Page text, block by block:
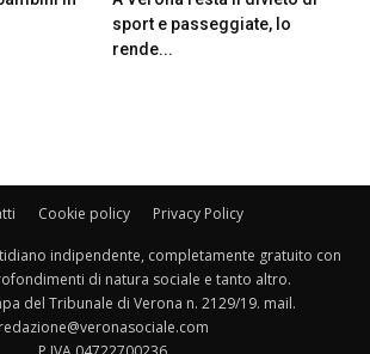
sport e passeggiate, lo
rende...
Cookie policy Privacy Policy
indipendente, completamente gratuito con
di natura sociale e tanto altro.
del Tribunale di Verona n. 2129/19. mail.
redazione@veronasociale.com